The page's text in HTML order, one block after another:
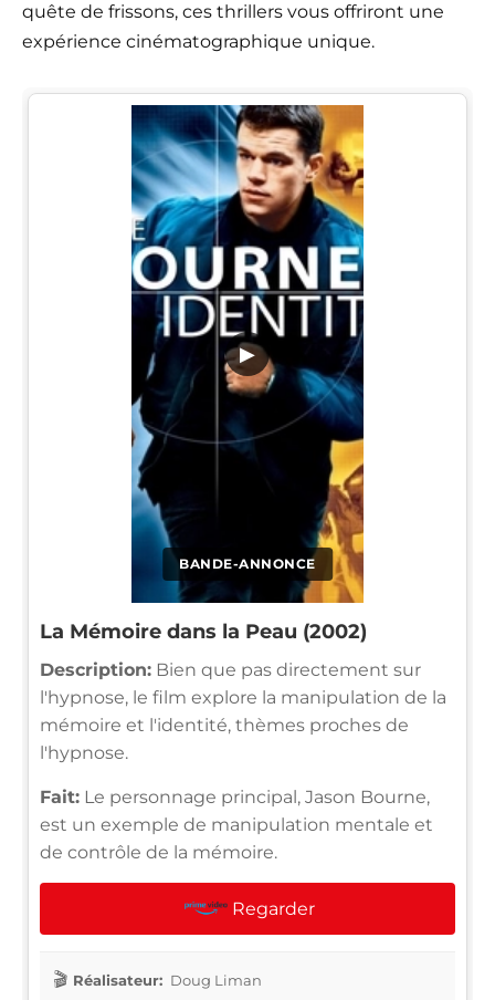
quête de frissons, ces thrillers vous offriront une
expérience cinématographique unique.
BANDE-ANNONCE
▶
La Mémoire dans la Peau (2002)
Description: Bien que pas directement sur
l'hypnose, le film explore la manipulation de la
mémoire et l'identité, thèmes proches de
l'hypnose.
Fait: Le personnage principal, Jason Bourne,
est un exemple de manipulation mentale et
de contrôle de la mémoire.
Regarder
Réalisateur: Doug Liman